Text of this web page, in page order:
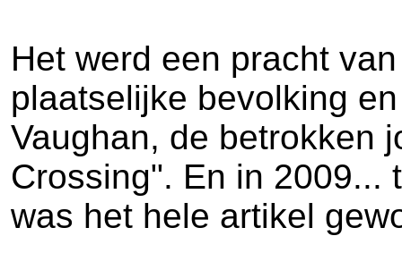
Het werd een pracht
plaatselijke bevolking
Vaughan, de betrokken
Crossing". En in 2009...
was het hele artikel